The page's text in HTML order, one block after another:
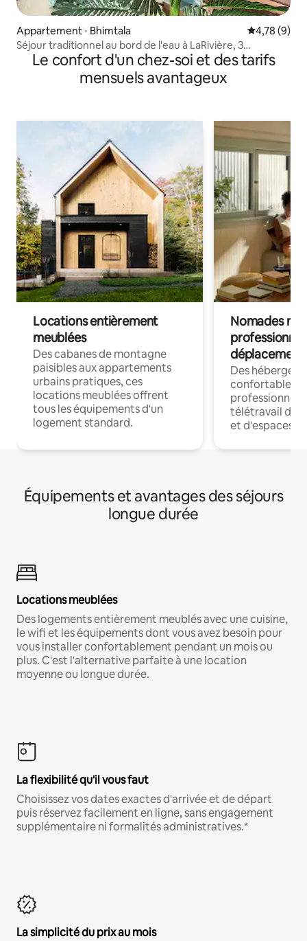
Appartement ⋅ Bhimtala Évaluation
4,78 (9)
Séjour traditionnel au bord de l'eau à LaRivière, 3
chambres
Le confort d'un chez-soi et des tarifs
mensuels avantageux
Locations entièrement
meublées
Des cabanes de montagne
paisibles aux appartements
urbains pratiques, ces
locations meublées offrent
tous les équipements d'un
logement standard.
Nomades
déplacement
Des
confortables
professionnels
télétravail
et d'espaces
Équipements et avantages des séjours
longue durée
Locations meublées
Des logements entièrement meublés avec une cuisine,
le wifi et les équipements dont vous avez besoin pour
vous installer confortablement pendant un mois ou
plus. C'est l'alternative parfaite à une location
moyenne ou longue durée.
La flexibilité qu'il vous faut
Choisissez vos dates exactes d'arrivée et de départ
puis réservez facilement en ligne, sans engagement
supplémentaire ni formalités administratives.*
La simplicité du prix au mois